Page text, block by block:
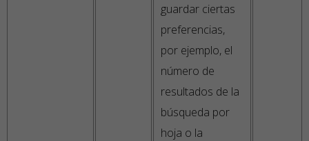
guardar ciertas
preferencias,
por ejemplo, el
número de
resultados de la
búsqueda por
hoja o la